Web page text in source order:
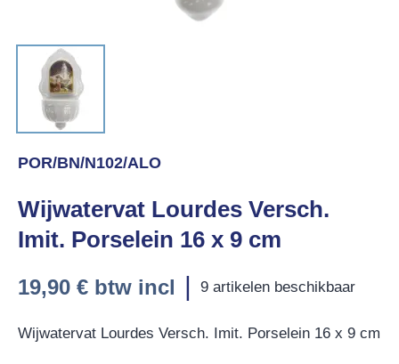
POR/BN/N102/ALO
Wijwatervat Lourdes Versch.
Imit. Porselein 16 x 9 cm
19,90 € btw incl | 9 artikelen beschikbaar
Wijwatervat Lourdes Versch. Imit. Porselein 16 x 9 cm